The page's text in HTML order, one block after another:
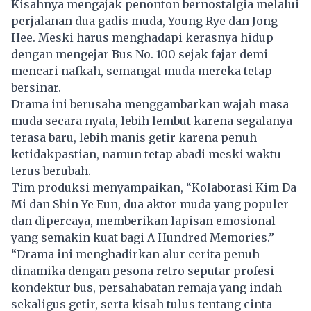
Kisahnya mengajak penonton bernostalgia melalui
perjalanan dua gadis muda, Young Rye dan Jong
Hee. Meski harus menghadapi kerasnya hidup
dengan mengejar Bus No. 100 sejak fajar demi
mencari nafkah, semangat muda mereka tetap
bersinar.
Drama ini berusaha menggambarkan wajah masa
muda secara nyata, lebih lembut karena segalanya
terasa baru, lebih manis getir karena penuh
ketidakpastian, namun tetap abadi meski waktu
terus berubah.
Tim produksi menyampaikan, “Kolaborasi Kim Da
Mi dan Shin Ye Eun, dua aktor muda yang populer
dan dipercaya, memberikan lapisan emosional
yang semakin kuat bagi A Hundred Memories.”
“Drama ini menghadirkan alur cerita penuh
dinamika dengan pesona retro seputar profesi
kondektur bus, persahabatan remaja yang indah
sekaligus getir, serta kisah tulus tentang cinta